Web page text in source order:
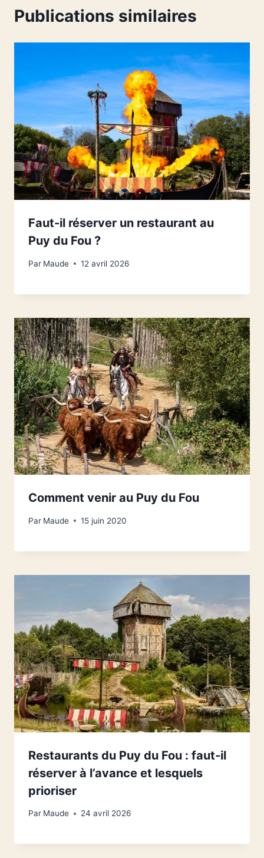
Publications similaires
Faut-il réserver un restaurant au
Puy du Fou ?
Par Maude 12 avril 2026
Comment venir au Puy du Fou
Par Maude 15 juin 2020
Restaurants du Puy du Fou : faut-il
réserver à l’avance et lesquels
prioriser
Par Maude 24 avril 2026